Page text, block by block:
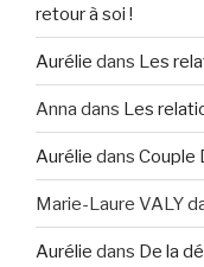
retour à soi !
Aurélie dans Les
Anna dans Les
Aurélie dans Couple
Marie-Laure VALY
Aurélie dans De la